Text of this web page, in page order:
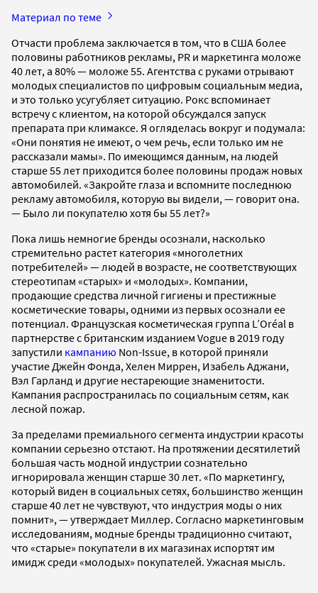
Материал по теме
Отчасти проблема заключается в том, что в США более
половины работников рекламы, PR и маркетинга моложе
40 лет, а 80% — моложе 55. Агентства с руками отрывают
молодых специалистов по цифровым социальным медиа,
и это только усугубляет ситуацию. Рокс вспоминает
встречу с клиентом, на которой обсуждался запуск
препарата при климаксе. Я огляделась вокруг и подумала:
«Они понятия не имеют, о чем речь, если только им не
рассказали мамы». По имеющимся данным, на людей
старше 55 лет приходится более половины продаж новых
автомобилей. «Закройте глаза и вспомните последнюю
рекламу автомобиля, которую вы видели, — говорит она.
— Было ли покупателю хотя бы 55 лет?»
Пока лишь немногие бренды осознали, насколько
стремительно растет категория «многолетних
потребителей» — людей в возрасте, не соответствующих
стереотипам «старых» и «молодых». Компании,
продающие средства личной гигиены и престижные
косметические товары, одними из первых осознали ее
потенциал. Французская косметическая группа L’Oréal в
партнерстве с британским изданием Vogue в 2019 году
запустили кампанию Non-Issue, в которой приняли
участие Джейн Фонда, Хелен Миррен, Изабель Аджани,
Вэл Гарланд и другие нестареющие знаменитости.
Кампания распространилась по социальным сетям, как
лесной пожар.
За пределами премиального сегмента индустрии красоты
компании серьезно отстают. На протяжении десятилетий
большая часть модной индустрии сознательно
игнорировала женщин старше 30 лет. «По маркетингу,
который виден в социальных сетях, большинство женщин
старше 40 лет не чувствуют, что индустрия моды о них
помнит», — утверждает Миллер. Согласно маркетинговым
исследованиям, модные бренды традиционно считают,
что «старые» покупатели в их магазинах испортят им
имидж среди «молодых» покупателей. Ужасная мысль.